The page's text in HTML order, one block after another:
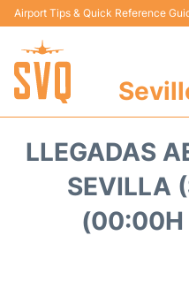
Airport Tips & Quick Reference
LLEGADAS
SEVILLA
(00:00H